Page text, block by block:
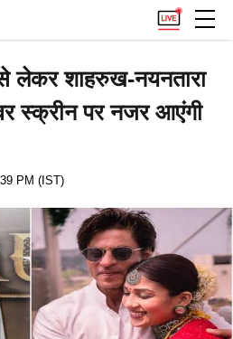
शाहरुख-नयनतारा
स्क्रीन पर नजर आएंगी
PM (IST)